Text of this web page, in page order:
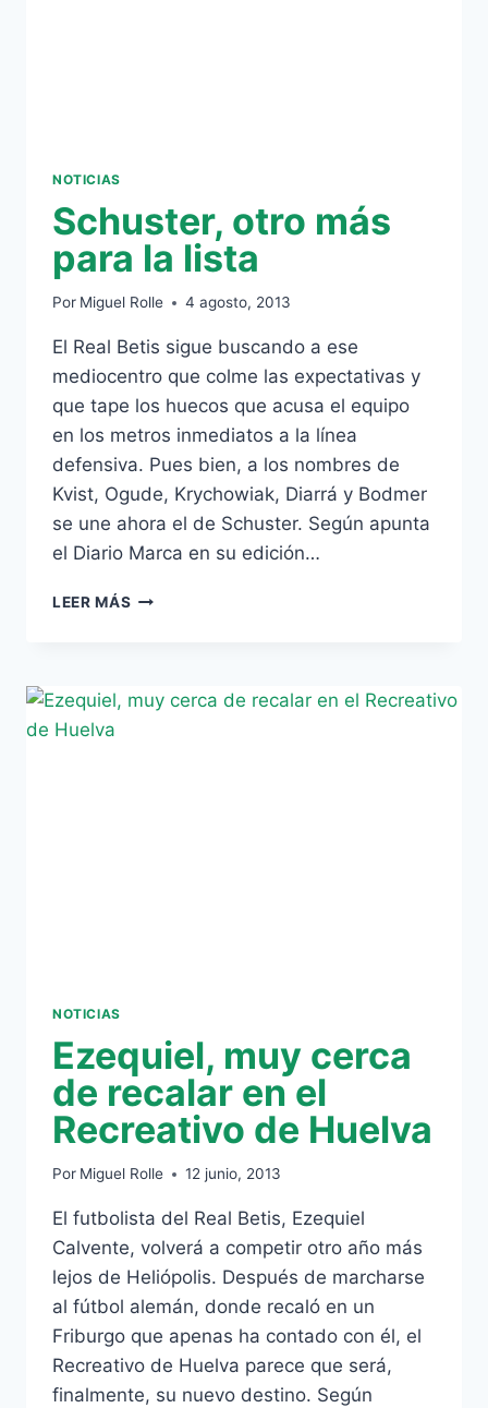
NOTICIAS
Schuster, otro más
para la lista
Por Miguel Rolle 4 agosto, 2013
El Real Betis sigue buscando a ese
mediocentro que colme las expectativas y
que tape los huecos que acusa el equipo
en los metros inmediatos a la línea
defensiva. Pues bien, a los nombres de
Kvist, Ogude, Krychowiak, Diarrá y Bodmer
se une ahora el de Schuster. Según apunta
el Diario Marca en su edición…
LEER MÁS SCHUSTER,
LISTA
NOTICIAS
Ezequiel, muy cerca
de recalar en el
Recreativo de Huelva
Por Miguel Rolle 12 junio, 2013
El futbolista del Real Betis, Ezequiel
Calvente, volverá a competir otro año más
lejos de Heliópolis. Después de marcharse
al fútbol alemán, donde recaló en un
Friburgo que apenas ha contado con él, el
Recreativo de Huelva parece que será,
finalmente, su nuevo destino. Según